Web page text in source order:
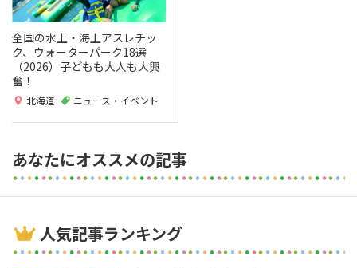
全国の水上・海上アスレチッ
ク、ウォーターパーク18選
（2026）子どもも大人も大興
奮！
北海道 ニュース・イベント
あなたにオススメの記事
人気記事ランキング